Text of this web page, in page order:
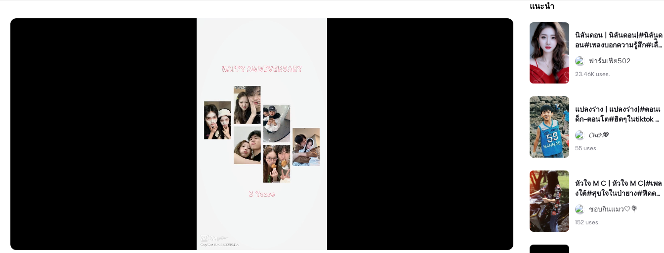
แนะนำ
นิลันดอน | นิลันดอน|#นิลันด
อน#เพลงบอกความรู้สึก#เลื่ิอ
นรูป
ฟาร์มเฟีย502
23.46K uses.
แปลงร่าง | แปลงร่าง|#ตอนเ
ด็ก-ตอนโต#ฮิตๆในtiktok #
มาแรง#ฟีด
𝓒𝓱𝓽𝓱💖
55 uses.
หัวใจ M C | หัวใจ M C|#เพล
งใต้#สุขใจในป่ายาง#ฟีดด💐
💫#โทนสวย
ชอบกินแมว🤍💐
152 uses.